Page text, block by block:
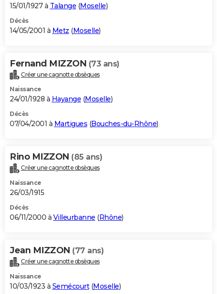
15/01/1927 à Talange (Moselle)
Décès
14/05/2001 à Metz (Moselle)
Fernand MIZZON (73 ans)
Créer une cagnotte obsèques
Naissance
24/01/1928 à Hayange (Moselle)
Décès
07/04/2001 à Martigues (Bouches-du-Rhône)
Rino MIZZON (85 ans)
Créer une cagnotte obsèques
Naissance
26/03/1915
Décès
06/11/2000 à Villeurbanne (Rhône)
Jean MIZZON (77 ans)
Créer une cagnotte obsèques
Naissance
10/03/1923 à Semécourt(Moselle)